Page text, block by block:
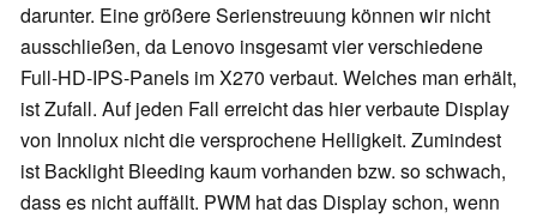
darunter. Eine größere Serienstreuung können wir nicht
ausschließen, da Lenovo insgesamt vier verschiedene
Full-HD-IPS-Panels im X270 verbaut. Welches man erhält,
ist Zufall. Auf jeden Fall erreicht das hier verbaute Display
von Innolux nicht die versprochene Helligkeit. Zumindest
ist Backlight Bleeding kaum vorhanden bzw. so schwach,
dass es nicht auffällt. PWM hat das Display schon, wenn